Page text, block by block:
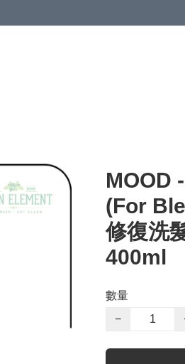
MOOD
(For
修復洗
400ml
數量
−